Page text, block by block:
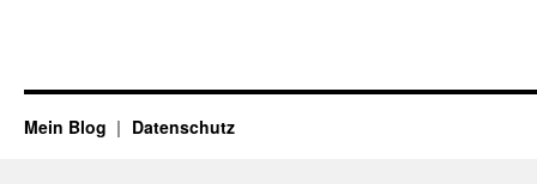
Mein Blog Datenschutz